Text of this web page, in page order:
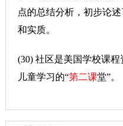
点的总结分析，初步论
和实质。
(30) 社区是美国学校课
儿童学习的“第二课堂”。